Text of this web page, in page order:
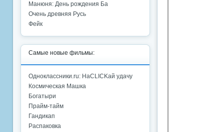
Манюня: День рождения Ба
Очень древняя Русь
Фейк
Самые новые фильмы:
Одноклассники.ru: НаCLICKай удачу
Космическая Машка
Богатыри
Прайм-тайм
Гандикап
Распаковка